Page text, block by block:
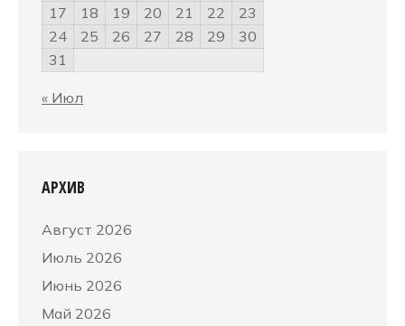
17
18 19 20 21 22
23
24
25 26 27 28 29
30
31
« Июл
АРХИВ
Август 2026
Июль 2026
Июнь 2026
Май 2026